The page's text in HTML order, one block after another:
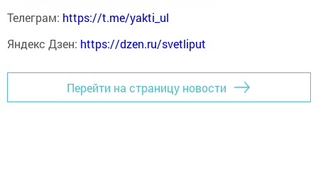
Телеграм: https://t.me/yakti_ul
Яндекс Дзен: https://dzen.ru/svetliput
Перейти на страницу новости